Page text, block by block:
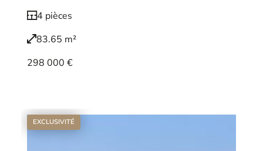
4 pièces
83.65 m²
298 000 €
EXCLUSIVITÉ